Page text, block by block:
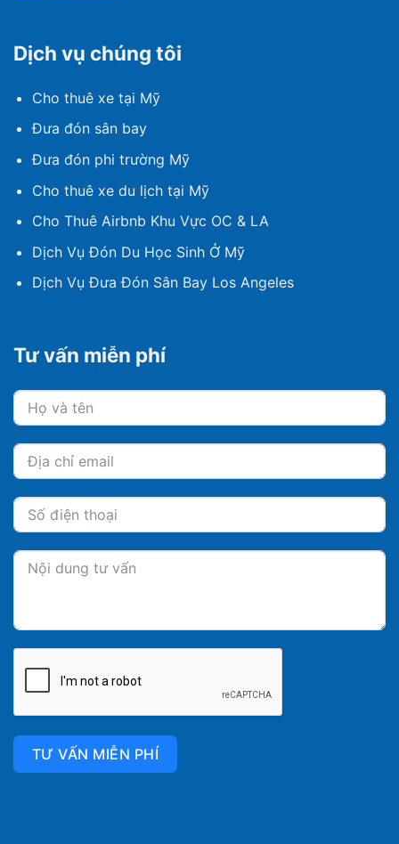
Dịch vụ chúng tôi
Cho thuê xe tại Mỹ
Đưa đón sân bay
Đưa đón phi trường Mỹ
Cho thuê xe du lịch tại Mỹ
Cho Thuê Airbnb Khu Vực OC & LA
Dịch Vụ Đón Du Học Sinh Ở Mỹ
Dịch Vụ Đưa Đón Sân Bay Los Angeles
Tư vấn miễn phí
TƯ VẤN MIỄN PHÍ